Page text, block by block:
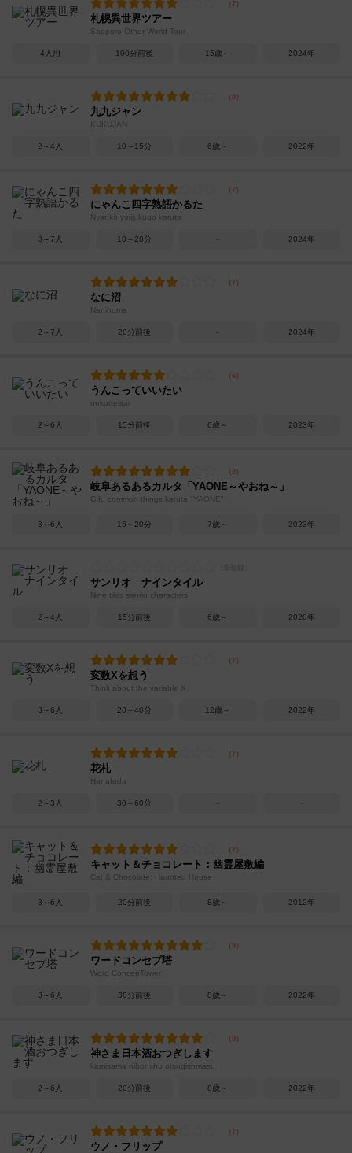
札幌異世界ツアー
Sapporo Other World Tour
4人用 100分前後 15歳～ 2024年
九九ジャン
KUKUJAN
2～4人 10～15分 6歳～ 2022年
にゃんこ四字熟語かるた
Nyanko yojijukugo karuta
3～7人 10～20分 － 2024年
なに沼
Naninuma
2～7人 20分前後 － 2024年
うんこっていいたい
unkotteiitai
2～6人 15分前後 6歳～ 2023年
岐阜あるあるカルタ「YAONE～やおね～」
Gifu common things karuta "YAONE"
3～6人 15～20分 7歳～ 2023年
サンリオ ナインタイル
Nine tiles sanrio characters
2～4人 15分前後 6歳～ 2020年
変数Xを想う
Think about the variable X
3～6人 20～40分 12歳～ 2022年
花札
Hanafuda
2～3人 30～60分 － －
キャット＆チョコレート：幽霊屋敷編
Cat & Chocolate: Haunted House
3～6人 20分前後 8歳～ 2012年
ワードコンセプ塔
Word ConcepTower
3～6人 30分前後 8歳～ 2022年
神さま日本酒おつぎします
kamisama nihonshu otsugishmasu
2～6人 20分前後 8歳～ 2022年
ウノ・フリップ